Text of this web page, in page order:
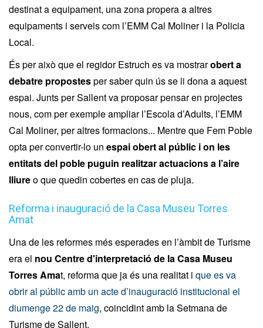
destinat a equipament, una zona propera a altres
equipaments i serveis com l’EMM Cal Moliner i la Policia
Local.
És per això que el regidor Estruch es va mostrarobert a
debatre propostesper saber quin ús se li dona a aquest
espai. Junts per Sallent va proposar pensar en projectes
nous, com per exemple ampliar l’Escola d’Adults, l’EMM
Cal Moliner, per altres formacions... Mentre que Fem Poble
opta per convertir-lo un espai obert al públic i on les
entitats del poble puguin realitzar actuacions a l’aire
lliureo que quedin cobertes en cas de pluja.
Reforma i inauguració de la Casa Museu Torres
Amat
Una de les reformes més esperades en l’àmbit de Turisme
era el nou Centre d'interpretació de la Casa Museu
Torres Amat, reforma que ja és una realitat i que es va
obrir al públic amb un acte d’inauguració institucional el
diumenge 22 de maig, coincidint amb la Setmana de
Turisme de Sallent.